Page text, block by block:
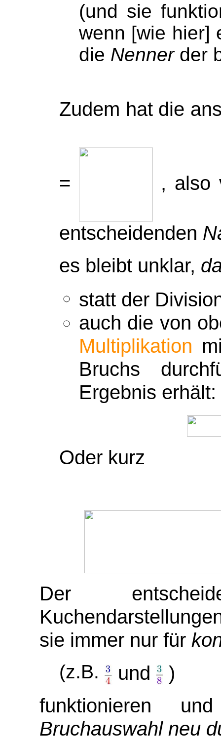
(und sie
wenn [wie hier]
die Nennerder
Zudem hat die
= ,
entscheidenden
es bleibt unklar,
statt der
auch die von
Multiplikation
Bruchs
Ergebnis erhält:
Oder kurz
Der
sie immer nur für
(z.B. und
)
funktionieren
Bruchauswahl neu